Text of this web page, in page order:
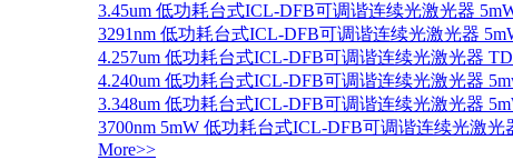
3.45um 低功耗台式ICL-DFB可调谐连续光激光器
3291nm 低功耗台式ICL-DFB可调谐连续光激光器
4.257um 低功耗台式ICL-DFB可调谐连续光激光器
4.240um 低功耗台式ICL-DFB可调谐连续光激光器
3.348um 低功耗台式ICL-DFB可调谐连续光激光器
3700nm 5mW 低功耗台式ICL-DFB可调谐连续光激光
More>>